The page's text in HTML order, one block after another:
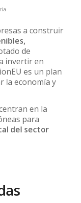
a construir
de
invertir en
es un plan
la economía y
en la
para
del sector